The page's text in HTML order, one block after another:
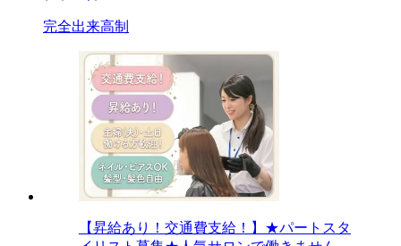
完全出来高制
【昇給あり！交通費支給！】★パートスタ